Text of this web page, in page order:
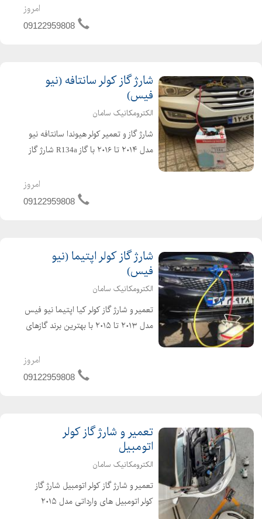
کولر جنسیس شارژ گاز کولر جنسیس کوپه
امروز
09122959808
شارژ گاز کولر سانتافه (نیو
فیس)
الکترومکانیک سامان
شارژ گاز و تعمیر کولر هیوندا سانتافه نیو
مدل ۲۰۱۴ تا ۲۰۱۶ با گاز R134a شارژ گاز
آمریکا، فروژن و هارپ انگلیس
امروز
09122959808
شارژ گاز کولر اپتیما (نیو
فیس)
الکترومکانیک سامان
تعمیر و شارژ گاز کولر کیا اپتیما نیو فیس
مدل ۲۰۱۳ تا ۲۰۱۵ با بهترین برند گازهای
اپتیما (جی تی لاین) ۲۰۱۶ تا ۲۰۱۸ با گاز
امروز
09122959808
تعمیر و شارژ گاز کولر
اتومبیل
الکترومکانیک سامان
تعمیر و شارژ گاز کولر اتومبیل شارژ گاز
کولر اتومبیل های وارداتی مدل ۲۰۱۵